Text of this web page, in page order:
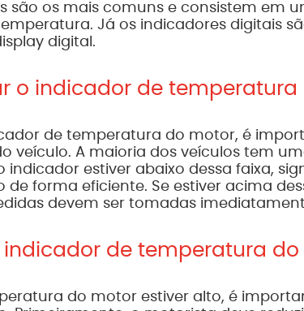
são os mais comuns e consistem em
Já os indicadores digitais
digital.
o indicador de temperatura
de temperatura do motor, é
veículo. A maioria dos veículos tem
o indicador estiver abaixo dessa faixa,
forma eficiente. Se estiver acima
devem ser tomadas
indicador de temperatura
do motor estiver alto, é